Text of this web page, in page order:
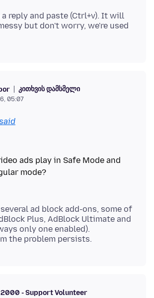
reply and paste (Ctrl+v). It will
but don't worry, we're used
კითხვის დამსმელი
05:07
ads play in Safe Mode and
ad block add-ons, some of
Plus, AdBlock Ultimate and
only one enabled).
- Support Volunteer